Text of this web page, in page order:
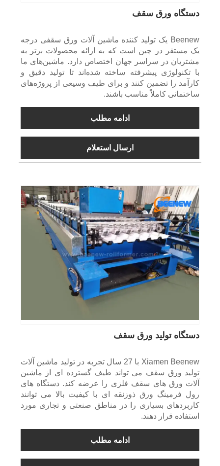
دستگاه ورق سقف
Beenew یک تولید کننده ماشین آلات ورق سقفی درجه
یک مستقر در چین است که به ارائه محصولات برتر به
مشتریان در سراسر جهان اختصاص دارد. ماشین‌های ما
با تکنولوژی پیشرفته ساخته شده‌اند تا تولید دقیق و
کارآمد را تضمین کنند و برای طیف وسیعی از پروژه‌های
ساختمانی کاملاً مناسب باشند.
ادامه مطلب
ارسال استعلام
دستگاه تولید ورق سقف
Xiamen Beenew با 27 سال تجربه در تولید ماشین آلات
تولید ورق سقف می تواند طیف گسترده ای از ماشین
آلات ورق های سقف فلزی را عرضه کند. دستگاه های
رول فرمینگ ورق ذوزنقه ای با کیفیت بالا می توانند
کاربردهای بسیاری را در مناطق صنعتی و تجاری مورد
استفاده قرار دهند.
ادامه مطلب